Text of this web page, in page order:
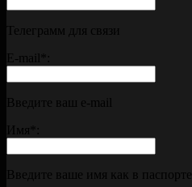
Телеграмм для связи
E-mail
Введите ваш e-mail
Имя
Введите ваше имя как в паспорте